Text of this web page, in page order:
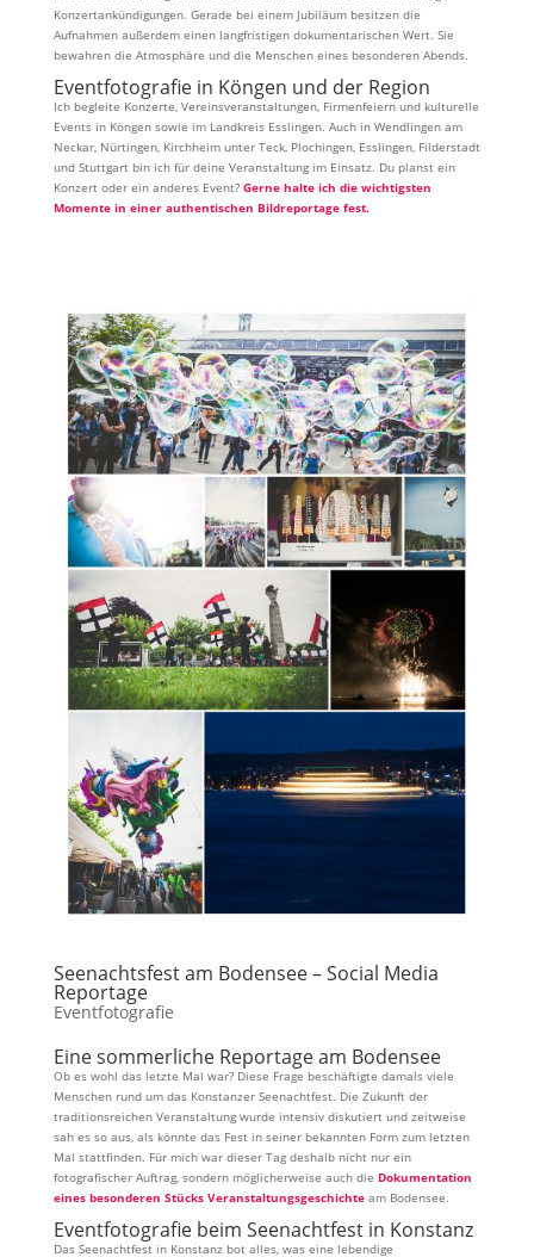
Konzertankündigungen. Gerade bei einem Jubiläum besitzen die
Aufnahmen außerdem einen langfristigen dokumentarischen Wert. Sie
bewahren die Atmosphäre und die Menschen eines besonderen Abends.
Eventfotografie in Köngen und der Region
Ich begleite Konzerte, Vereinsveranstaltungen, Firmenfeiern und kulturelle
Events in Köngen sowie im Landkreis Esslingen. Auch in Wendlingen am
Neckar, Nürtingen, Kirchheim unter Teck, Plochingen, Esslingen, Filderstadt
und Stuttgart bin ich für deine Veranstaltung im Einsatz. Du planst ein
Konzert oder ein anderes Event? Gerne halte ich die wichtigsten
Momente in einer authentischen Bildreportage fest.
Seenachtsfest am Bodensee – Social Media
Reportage
Eventfotografie
Eine sommerliche Reportage am Bodensee
Ob es wohl das letzte Mal war? Diese Frage beschäftigte damals viele
Menschen rund um das Konstanzer Seenachtfest. Die Zukunft der
traditionsreichen Veranstaltung wurde intensiv diskutiert und zeitweise
sah es so aus, als könnte das Fest in seiner bekannten Form zum letzten
Mal stattfinden. Für mich war dieser Tag deshalb nicht nur ein
fotografischer Auftrag, sondern möglicherweise auch die Dokumentation
eines besonderen Stücks Veranstaltungsgeschichteam Bodensee.
Eventfotografie beim Seenachtfest in Konstanz
Das Seenachtfest in Konstanz bot alles, was eine lebendige